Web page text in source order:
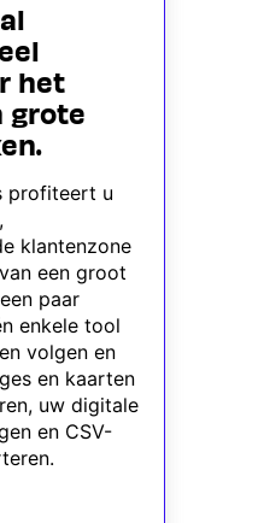
het
grote
profiteert u
klantenzone
een groot
paar
enkele tool
volgen en
en kaarten
uw digitale
en CSV-